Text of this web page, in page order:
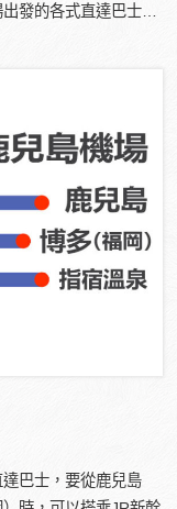
發的各式直達巴士…
巴士，要從鹿兒島